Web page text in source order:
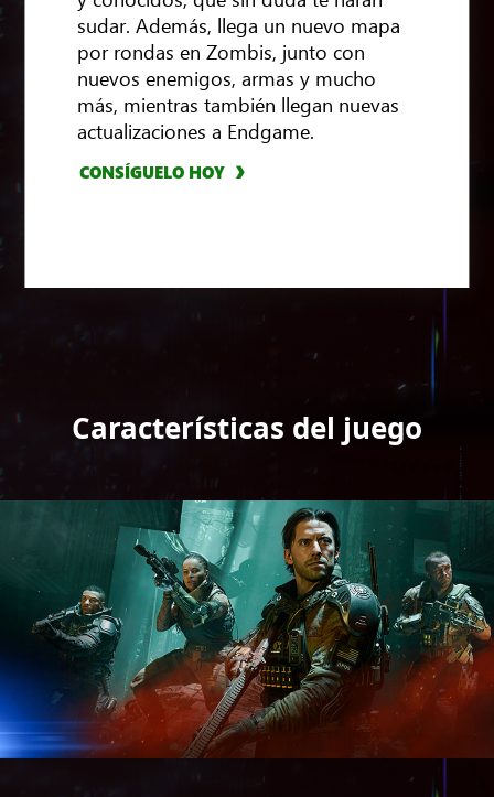
sudar. Además, llega un nuevo mapa
por rondas en Zombis, junto con
nuevos enemigos, armas y mucho
más, mientras también llegan nuevas
actualizaciones a Endgame.
CONSÍGUELO HOY
CONSÍGUELO HOY
CONSÍGUELO HOY
CONSÍGUELO HOY
Características del juego